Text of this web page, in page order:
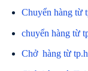
Chuyển hàng từ
chuyển hàng từ
Chở hàng từ